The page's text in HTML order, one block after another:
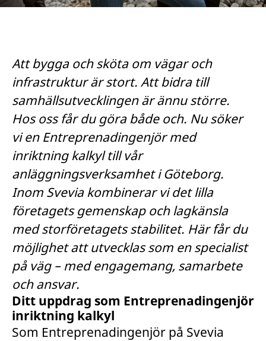
Att bygga och sköta om vägar och
infrastruktur är stort. Att bidra till
samhällsutvecklingen är ännu större.
Hos oss får du göra både och. Nu söker
vi en Entreprenadingenjör med
inriktning kalkyl till vår
anläggningsverksamhet i Göteborg.
Inom Svevia kombinerar vi det lilla
företagets gemenskap och lagkänsla
med storföretagets stabilitet. Här får du
möjlighet att utvecklas som en specialist
på väg – med engagemang, samarbete
och ansvar.
Ditt uppdrag som Entreprenadingenjör
inriktning kalkyl
Som Entreprenadingenjör på Svevia